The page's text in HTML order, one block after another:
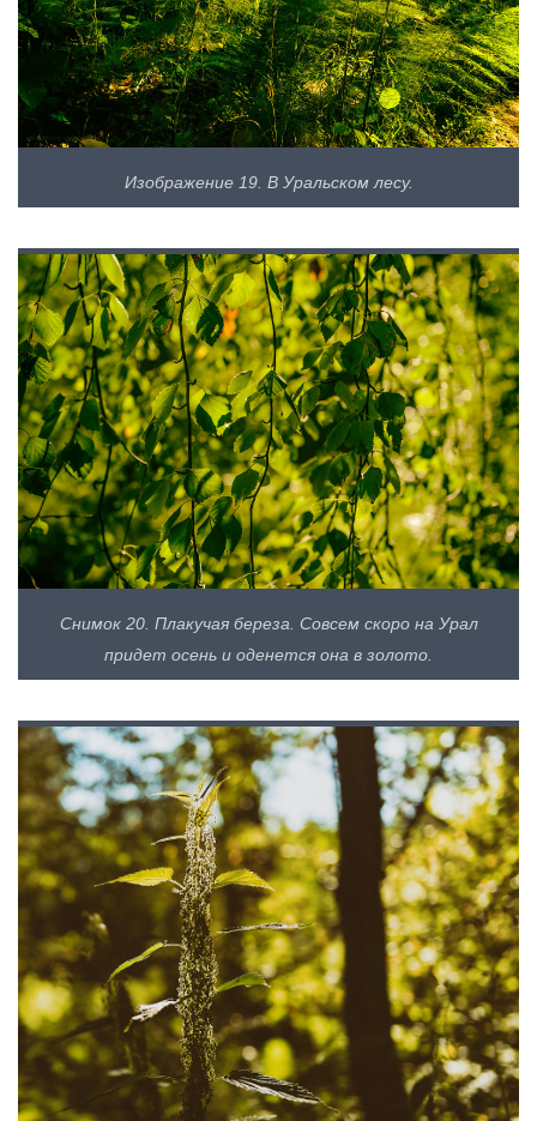
Изображение 19. В Уральском лесу.
Снимок 20. Плакучая береза. Совсем скоро на Урал
придет осень и оденется она в золото.